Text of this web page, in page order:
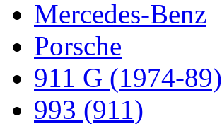
Mercedes-Benz
Porsche
911 G (1974-89)
993 (911)